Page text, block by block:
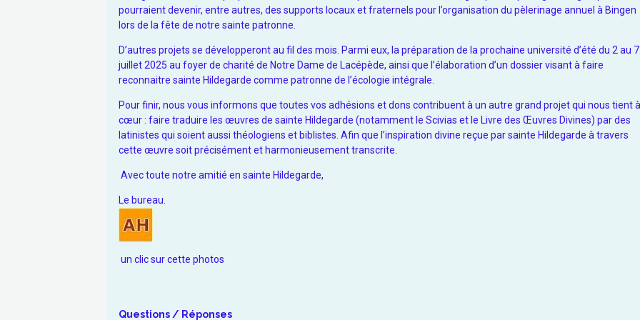
pourraient devenir, entre autres, des supports locaux et fraternels pour l’organisation du pèlerinage annuel à Bingen
lors de la fête de notre sainte patronne.
D’autres projets se développeront au fil des mois. Parmi eux, la préparation de la prochaine université d’été du 2 au 7
juillet 2025 au foyer de charité de Notre Dame de Lacépède, ainsi que l’élaboration d’un dossier visant à faire
reconnaitre sainte Hildegarde comme patronne de l’écologie intégrale.
Pour finir, nous vous informons que toutes vos adhésions et dons contribuent à un autre grand projet qui nous tient
cœur : faire traduire les œuvres de sainte Hildegarde (notamment le Scivias et le Livre des Œuvres Divines) par des
latinistes qui soient aussi théologiens et biblistes. Afin que l’inspiration divine reçue par sainte Hildegarde à travers
cette œuvre soit précisément et harmonieusement transcrite.
Avec toute notre amitié en sainte Hildegarde,
Le bureau.
un clic sur cette photos
Questions / Réponses